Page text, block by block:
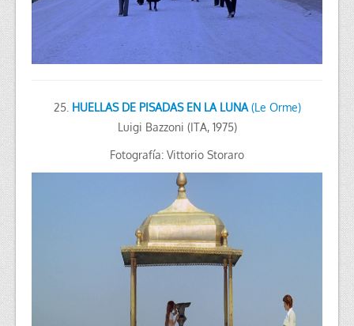
25. HUELLAS DE PISADAS EN LA LUNA (Le Orme)
Luigi Bazzoni (ITA, 1975)
Fotografía: Vittorio Storaro